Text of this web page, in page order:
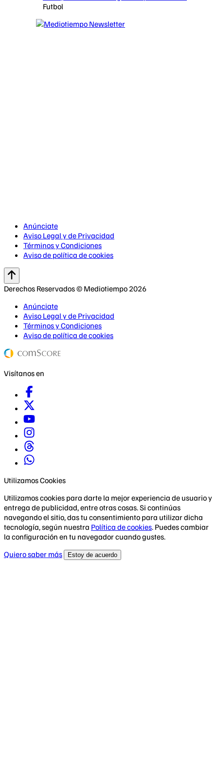
Futbol
Anúnciate
Aviso Legal y de Privacidad
Términos y Condiciones
Aviso de política de cookies
Derechos Reservados © Mediotiempo 2026
Anúnciate
Aviso Legal y de Privacidad
Términos y Condiciones
Aviso de política de cookies
Visítanos en
Utilizamos Cookies
Utilizamos cookies para darte la mejor experiencia de usuario y
entrega de publicidad, entre otras cosas. Si continúas
navegando el sitio, das tu consentimiento para utilizar dicha
tecnología, según nuestra Política de cookies. Puedes cambiar
la configuración en tu navegador cuando gustes.
Quiero saber más
Estoy de acuerdo